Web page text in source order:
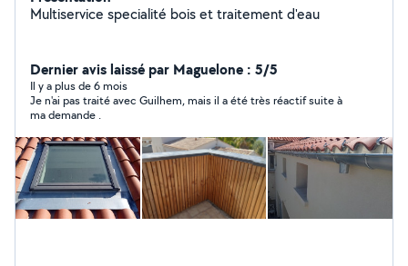
Multiservice specialité bois et traitement d'eau
Dernier avis laissé par Maguelone : 5/5
Il y a plus de 6 mois
Je n'ai pas traité avec Guilhem, mais il a été très réactif suite à
ma demande .